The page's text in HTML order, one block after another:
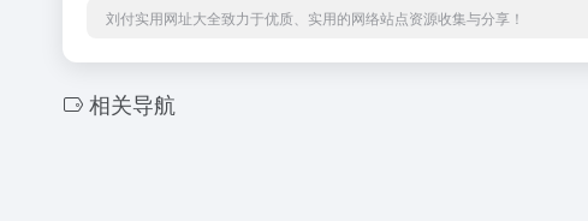
刘付实用网址大全致力于优质、实用的网络站点资源收集与分享！
相关导航